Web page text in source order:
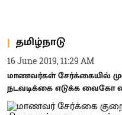
தமிழ்நாடு
16 June 2019, 11:29 AM
மாணவர்கள் சேர்க்கையில்
நடவடிக்கை எடுக்க வைகோ